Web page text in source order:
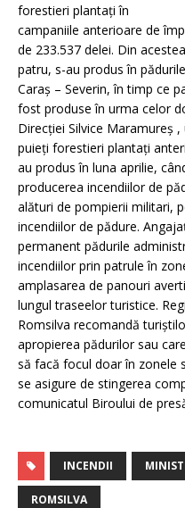
forestieri plantați în
campaniile anterioare de
de 233.537 delei. Din
patru, s-au produs în
Caraș – Severin, în timp ce
fost produse în urma celor
Direcției Silvice Maramureș
puieți forestieri plantați
au produs în luna aprilie,
producerea incendiilor de
alături de pompierii militari,
incendiilor de pădure.
permanent pădurile
incendiilor prin patrule în
amplasarea de panouri
lungul traseelor turistice.
Romsilva recomandă
apropierea pădurilor sau
să facă focul doar în zonele
se asigure de stingerea
comunicatul Biroului de
INCENDII
ROMSILVA